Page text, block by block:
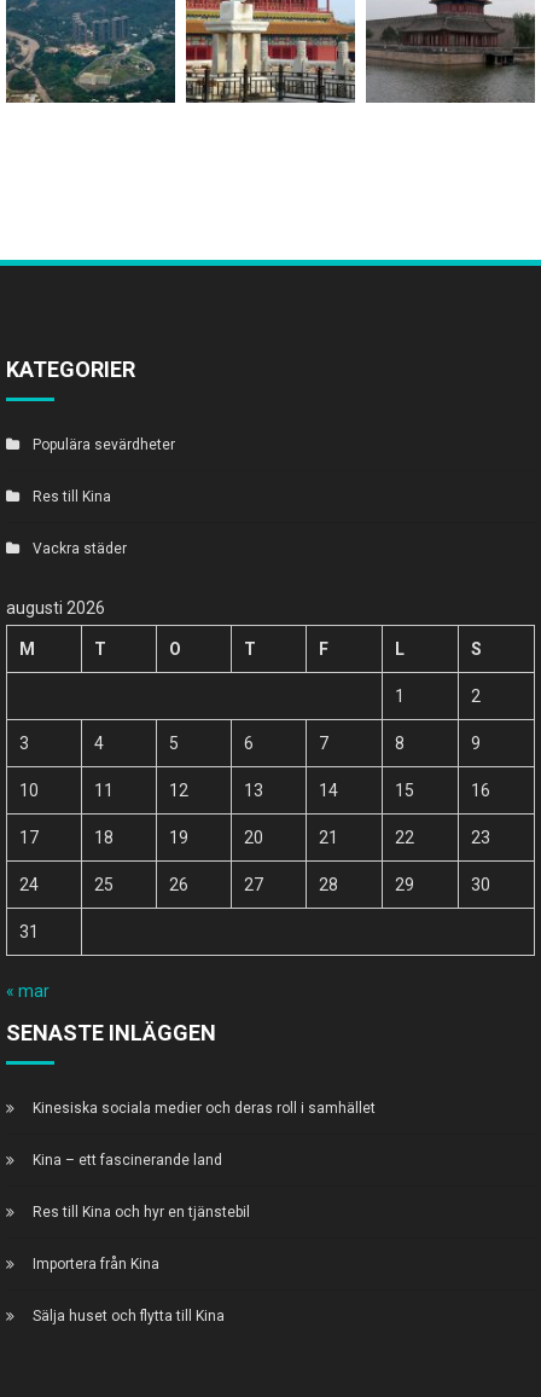
KATEGORIER
Populära sevärdheter
Res till Kina
Vackra städer
augusti 2026
M T O T F L S
1 2
3 4 5 6 7 8 9
10 11 12 13 14 15 16
17 18 19 20 21 22 23
24 25 26 27 28 29 30
31
« mar
SENASTE INLÄGGEN
Kinesiska sociala medier och deras roll i samhället
Kina – ett fascinerande land
Res till Kina och hyr en tjänstebil
Importera från Kina
Sälja huset och flytta till Kina